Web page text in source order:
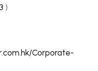
)
Corporate-